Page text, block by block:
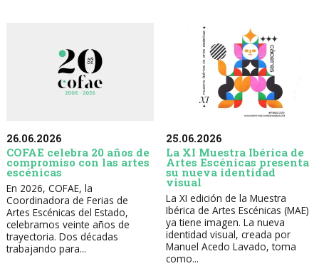
26.06.2026
COFAE celebra 20 años de
compromiso con las artes
escénicas
En 2026, COFAE, la
Coordinadora de Ferias de
Artes Escénicas del Estado,
celebramos veinte años de
trayectoria. Dos décadas
trabajando para...
25.06.2026
La XI Muestra Ibérica de
Artes Escénicas presenta
su nueva identidad
visual
La XI edición de la Muestra
Ibérica de Artes Escénicas (MAE)
ya tiene imagen. La nueva
identidad visual, creada por
Manuel Acedo Lavado, toma
como...